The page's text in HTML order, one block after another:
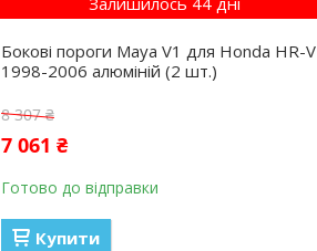
Бокові пороги Maya V1 для Honda HR-V
1998-2006 алюміній (2 шт.)
8 307 ₴
7 061 ₴
Готово до відправки
Купити